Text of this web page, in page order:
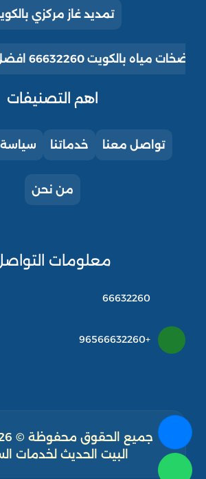
تمديد غاز مركزي
مياه بالكويت 66632260 افضل مضخة ماء للبيت للبيع
اهم التصنيفات
تواصل معنا خدماتنا
من نحن
معلومات
66632260
+96566632260
البيت الحديث لخدمات